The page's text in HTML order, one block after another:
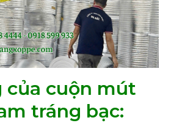
của cuộn mút
tráng bạc: